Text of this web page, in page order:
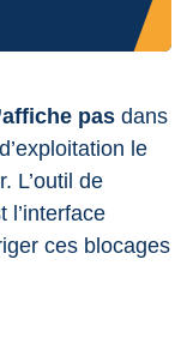
pas dans
le
L’outil de
l’interface
ces blocages